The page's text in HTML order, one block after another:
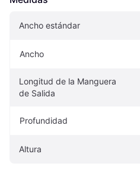
Ancho estándar
Ancho
Longitud de la Manguera
de Salida
Profundidad
Altura